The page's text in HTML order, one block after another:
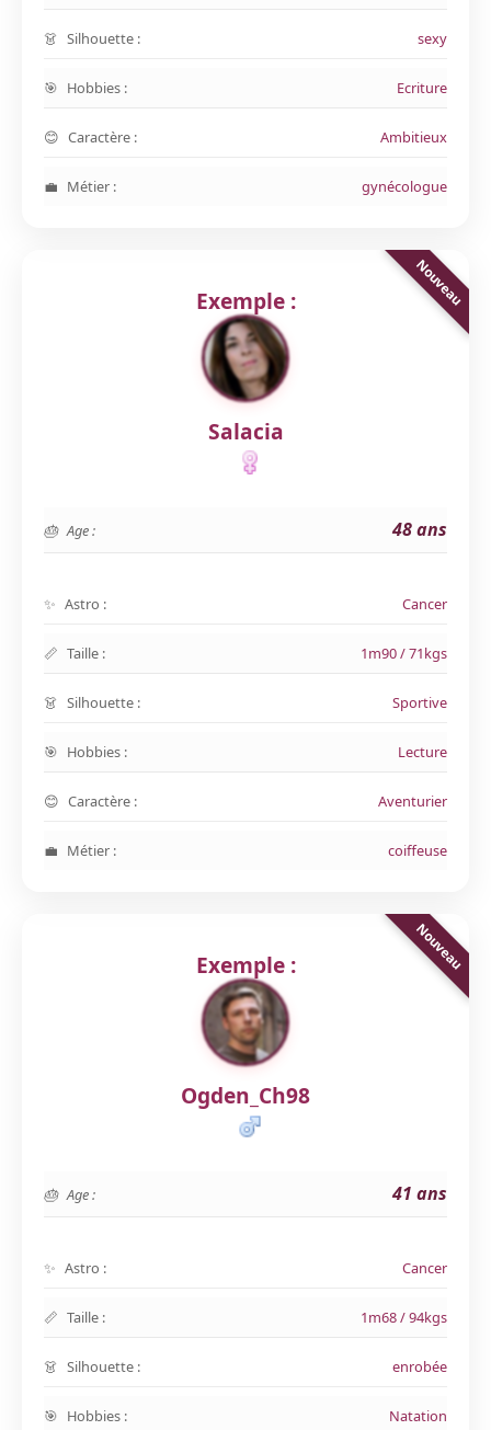
Silhouette : sexy
Hobbies : Ecriture
Caractère : Ambitieux
Métier : gynécologue
Exemple :
Salacia
Age : 48 ans
Astro : Cancer
Taille : 1m90 / 71kgs
Silhouette : Sportive
Hobbies : Lecture
Caractère : Aventurier
Métier : coiffeuse
Exemple :
Ogden_Ch98
Age : 41 ans
Astro : Cancer
Taille : 1m68 / 94kgs
Silhouette : enrobée
Hobbies : Natation